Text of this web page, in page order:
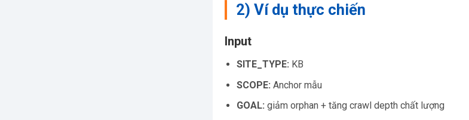
2) Ví dụ thực chiến
Input
SITE_TYPE: KB
SCOPE: Anchor mẫu
GOAL: giảm orphan + tăng crawl depth chất lượng